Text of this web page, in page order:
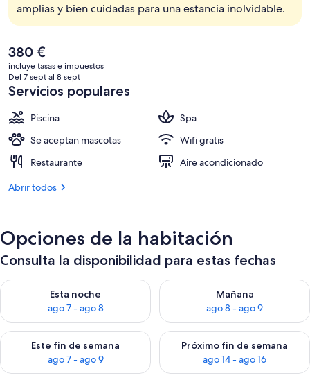
amplias y bien cuidadas para una estancia inolvidable.
El
precio
actual
es
de
380 €
380 €
incluye tasas e impuestos
Del 7 sept al 8 sept
Servicios populares
Piscina
Spa
Se aceptan mascotas
Wifi gratis
Restaurante
Aire acondicionado
Abrir todos
Opciones de la habitación
Consulta la disponibilidad para estas fechas
Esta noche
ago 7 - ago 8
Consulta la disponibilidad para esta noche, ago 7 - ago 8
Mañana
ago 8 - ago 9
Consulta la disponibilidad
Este fin de semana
ago 7 - ago 9
Consulta la disponibilidad para este fin de semana, ago 7 -
Próximo fin de semana
ago 14 - ago 16
Consulta la disponibilidad